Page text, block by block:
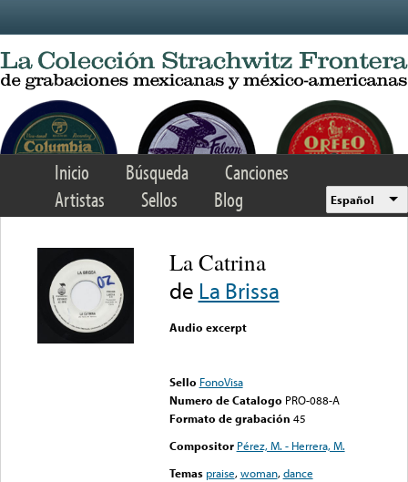
Inicio Búsqueda
Canciones
Artistas
Sellos Blog Español
La Catrina
de La Brissa
Audio excerpt
Sello FonoVisa
Numero de Catalogo PRO-088-A
Formato de grabación 45
Compositor Pérez, M. - Herrera, M.
Temas praise,woman,dance